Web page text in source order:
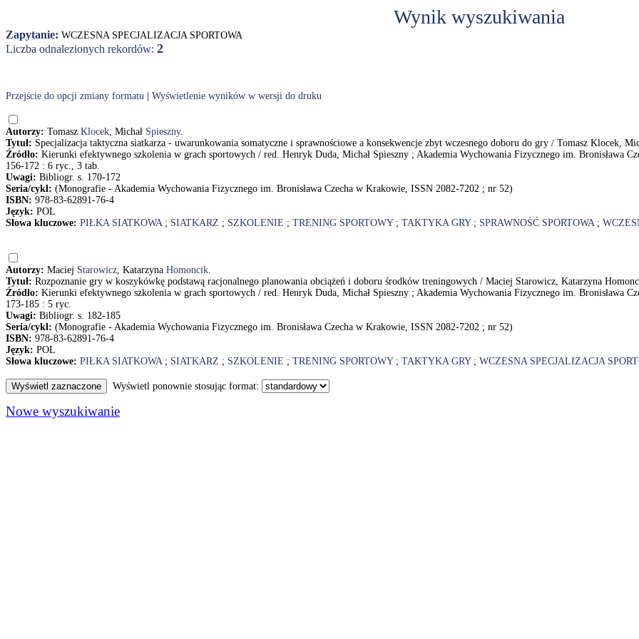
Wynik wyszukiwania
Zapytanie: WCZESNA SPECJALIZACJA SPORTOWA
Liczba odnalezionych rekordów: 2
Przejście do opcji zmiany formatu Wyświetlenie wyników w wersji do druku
Autorzy: Tomasz Klocek, Michał Spieszny.
Tytuł: Specjalizacja taktyczna siatkarza - uwarunkowania somatyczne i sprawnościowe a konsekwencje zbyt wczesnego doboru do gry / Tomasz Klocek,
Źródło: Kierunki efektywnego szkolenia w grach sportowych / red. Henryk Duda, Michał Spieszny ; Akademia Wychowania Fizycznego im. Bronisława
156-172 : 6 ryc., 3 tab.
Uwagi: Bibliogr. s. 170-172
Seria/cykl: (Monografie - Akademia Wychowania Fizycznego im. Bronisława Czecha w Krakowie, ISSN 2082-7202 ; nr 52)
ISBN: 978-83-62891-76-4
Język: POL
Słowa kluczowe: PIŁKA SIATKOWA; SIATKARZ ; SZKOLENIE ; TRENING SPORTOWY; TAKTYKA GRY; SPRAWNOŚĆ SPORTOWA;
Autorzy: Maciej Starowicz, Katarzyna Homoncik.
Tytuł: Rozpoznanie gry w koszykówkę podstawą racjonalnego planowania obciążeń i doboru środków treningowych / Maciej Starowicz, Katarzyna
Źródło: Kierunki efektywnego szkolenia w grach sportowych / red. Henryk Duda, Michał Spieszny ; Akademia Wychowania Fizycznego im. Bronisława
173-185 : 5 ryc.
Uwagi: Bibliogr. s. 182-185
Seria/cykl: (Monografie - Akademia Wychowania Fizycznego im. Bronisława Czecha w Krakowie, ISSN 2082-7202 ; nr 52)
ISBN: 978-83-62891-76-4
Język: POL
Słowa kluczowe: PIŁKA SIATKOWA; SIATKARZ ; SZKOLENIE ; TRENING SPORTOWY; TAKTYKA GRY; WCZESNA SPECJALIZACJA
Wyświetl ponownie stosując format:
Nowe wyszukiwanie